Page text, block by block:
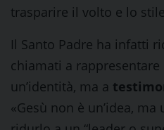
trasparire il volto e lo
Il Santo Padre ha infatti
chiamati a rappresentare
un’identità, ma a
«Gesù non è un’idea, ma